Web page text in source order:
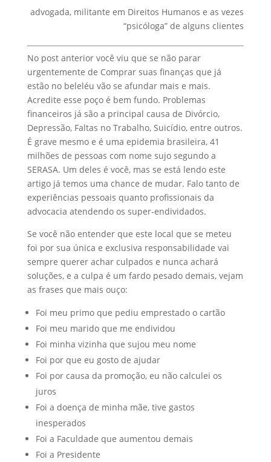
advogada, militante em Direitos Humanos e as vezes
“psicóloga” de alguns clientes
No post anterior você viu que se não parar
urgentemente de Comprar suas finanças que já
estão no beleléu vão se afundar mais e mais.
Acredite esse poço é bem fundo. Problemas
financeiros já são a principal causa de Divórcio,
Depressão, Faltas no Trabalho, Suicídio, entre outros.
É grave mesmo e é uma epidemia brasileira, 41
milhões de pessoas com nome sujo segundo a
SERASA. Um deles é você, mas se está lendo este
artigo já temos uma chance de mudar. Falo tanto de
experiências pessoais quanto profissionais da
advocacia atendendo os super-endividados.
Se você não entender que este local que se meteu
foi por sua única e exclusiva responsabilidade vai
sempre querer achar culpados e nunca achará
soluções, e a culpa é um fardo pesado demais, vejam
as frases que mais ouço:
Foi meu primo que pediu emprestado o cartão
Foi meu marido que me endividou
Foi minha vizinha que sujou meu nome
Foi por que eu gosto de ajudar
Foi por causa da promoção, eu não calculei os
juros
Foi a doença de minha mãe, tive gastos
inesperados
Foi a Faculdade que aumentou demais
Foi a Presidente